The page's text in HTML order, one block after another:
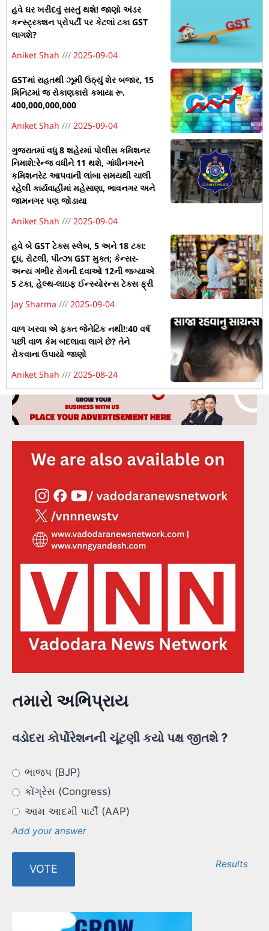
હવે ઘર ખરીદવું સસ્તું થશે! જાણો અંડર
કન્સ્ટ્રક્શન પ્રોપર્ટી પર કેટલાં ટકા GST
લાગશે?
Aniket Shah
2025-09-04
GSTમાં રાહતથી ઝૂમી ઉઠ્યું શેર બજાર, 15
મિનિટમાં જ રોકાણકારો કમાયા રૂ.
400,000,000,000
Aniket Shah
2025-09-04
ગુજરાતમાં વધુ 8 શહેરમાં પોલીસ કમિશનર
નિમાશે:રેન્જ વધીને 11 થશે, ગાંધીનગરને
કમિશનરેટ આપવાની લાંબા સમયથી ચાલી
રહેલી કાર્યવાહીમાં મહેસાણા, ભાવનગર અને
જામનગર પણ જોડાયા
Aniket Shah
2025-09-04
હવે બે GST ટેક્સ સ્લેબ, 5 અને 18 ટકા:
દૂધ, રોટલી, પીત્ઝા GST મુક્ત; કેન્સર-
અન્ય ગંભીર રોગની દવાઓ 12ની જગ્યાએ
5 ટકા, હેલ્થ-લાઇફ ઈન્સ્યોરન્સ ટેક્સ ફ્રી
Jay Sharma
2025-09-04
વાળ ખરવા એ ફક્ત જેનેટિક નથી!:40 વર્ષ
પછી વાળ કેમ બદલાવા લાગે છે? તેને
રોકવાના ઉપાયો જાણો
Aniket Shah
2025-08-24
તમારો અભિપ્રાય
વડોદરા કોર્પોરેશનની ચૂંટણી કયો પક્ષ જીતશે ?
ભાજપ (BJP)
કોંગ્રેસ (Congress)
આમ આદમી પાર્ટી (AAP)
Add your answer
Results